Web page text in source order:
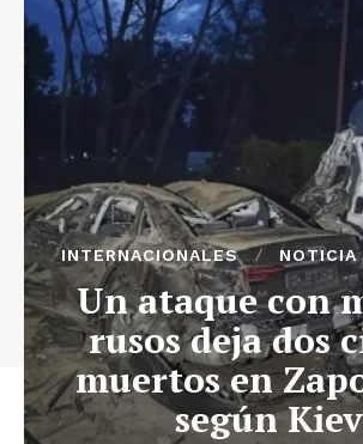
INTERNACIONALES NOTICIA
Un ataque con
rusos deja dos
muertos en
según Kiev